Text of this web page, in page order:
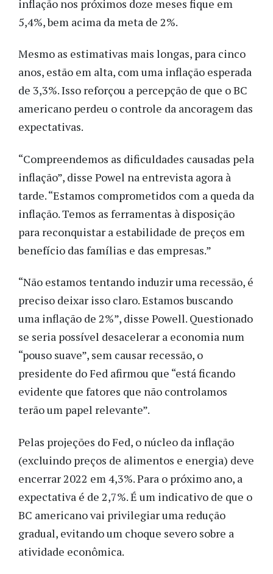
inflação nos próximos doze meses fique em
5,4%, bem acima da meta de 2%.
Mesmo as estimativas mais longas, para cinco
anos, estão em alta, com uma inflação esperada
de 3,3%. Isso reforçou a percepção de que o BC
americano perdeu o controle da ancoragem das
expectativas.
“Compreendemos as dificuldades causadas pela
inflação”, disse Powel na entrevista agora à
tarde. “Estamos comprometidos com a queda da
inflação. Temos as ferramentas à disposição
para reconquistar a estabilidade de preços em
benefício das famílias e das empresas.”
“Não estamos tentando induzir uma recessão, é
preciso deixar isso claro. Estamos buscando
uma inflação de 2%”, disse Powell. Questionado
se seria possível desacelerar a economia num
“pouso suave”, sem causar recessão, o
presidente do Fed afirmou que “está ficando
evidente que fatores que não controlamos
terão um papel relevante”.
Pelas projeções do Fed, o núcleo da inflação
(excluindo preços de alimentos e energia) deve
encerrar 2022 em 4,3%. Para o próximo ano, a
expectativa é de 2,7%. É um indicativo de que o
BC americano vai privilegiar uma redução
gradual, evitando um choque severo sobre a
atividade econômica.